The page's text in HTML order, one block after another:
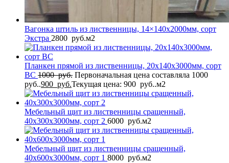
Вагонка штиль из лиственницы, 14×140x2000мм, сорт
Экстра 2800 руб.м2
Планкен прямой из лиственницы, 20x140x3000мм, сорт
BС 1000руб. Первоначальная цена составляла 1000
руб..900 руб.Текущая цена: 900 руб..м2
Мебельный щит из лиственницы сращенный,
40x300x3000мм, сорт 2 6000 руб.м2
Мебельный щит из лиственницы сращенный,
40x600x3000мм, сорт 1 8000 руб.м2